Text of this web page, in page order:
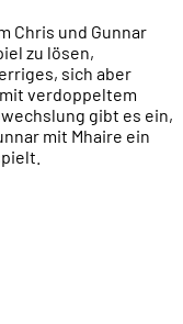
Chris und Gunnar
zu lösen,
sich aber
verdoppeltem
gibt es ein,
mit Mhaire ein